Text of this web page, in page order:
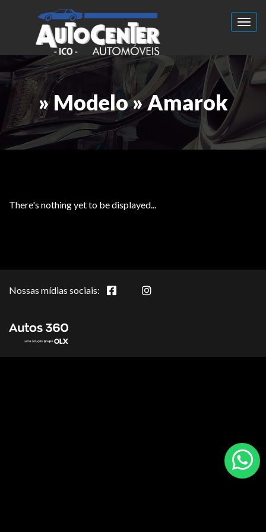
» Modelo » Amarok
There's nothing yet to be displayed...
Nossas mídias sociais: